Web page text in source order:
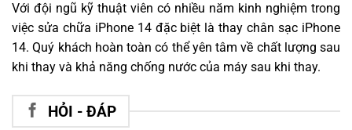
Với đội ngũ kỹ thuật viên có nhiều năm kinh nghiệm trong
việc sửa chữa iPhone 14 đặc biệt là thay chân sạc iPhone
14. Quý khách hoàn toàn có thể yên tâm về chất lượng sau
khi thay và khả năng chống nước của máy sau khi thay.
HỎI - ĐÁP